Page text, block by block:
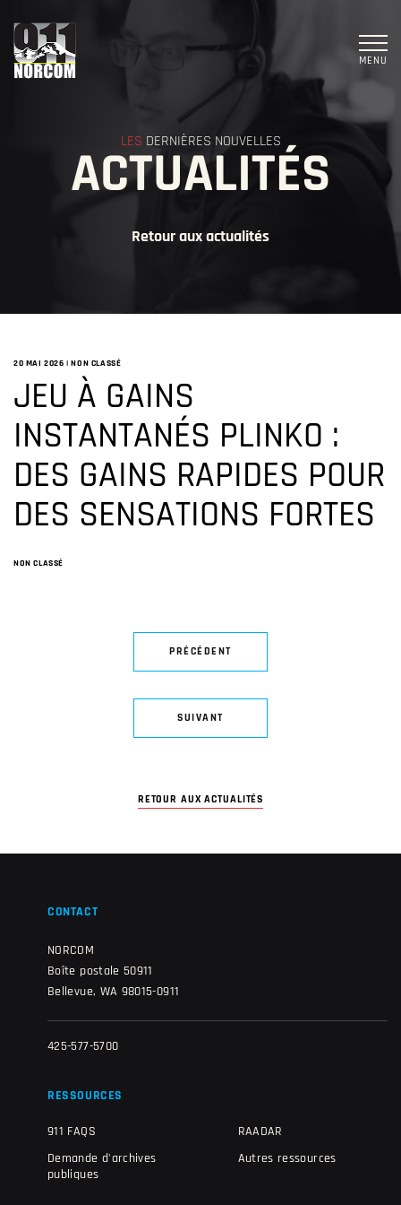
MENU
LES DERNIÈRES NOUVELLES
ACTUALITÉS
Retour aux actualités
20 MAI 2026 | NON CLASSÉ
JEU À GAINS
INSTANTANÉS PLINKO :
DES GAINS RAPIDES POUR
DES SENSATIONS FORTES
NON CLASSÉ
PRÉCÉDENT
SUIVANT
RETOUR AUX ACTUALITÉS
CONTACT
NORCOM
Boîte postale 50911
Bellevue, WA 98015-0911
425-577-5700
RESSOURCES
911 FAQS
Demande d'archives
publiques
RAADAR
Autres ressources